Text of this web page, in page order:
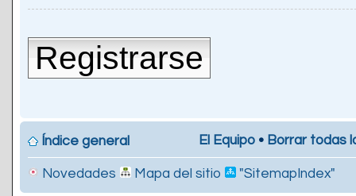
Registrarse
Índice general El Equipo • Borrar todas
Novedades Mapa del sitio "SitemapIndex"